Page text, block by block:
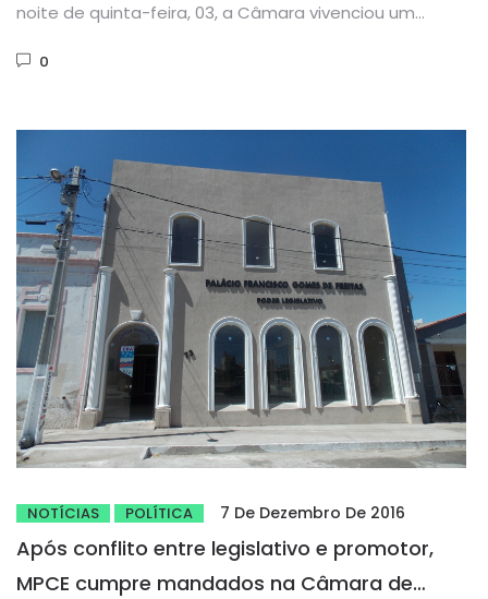
noite de quinta-feira, 03, a Câmara vivenciou um
0
NOTÍCIAS POLÍTICA 7 De Dezembro De 2016
Após conflito entre legislativo e promotor,
MPCE cumpre mandados na Câmara de